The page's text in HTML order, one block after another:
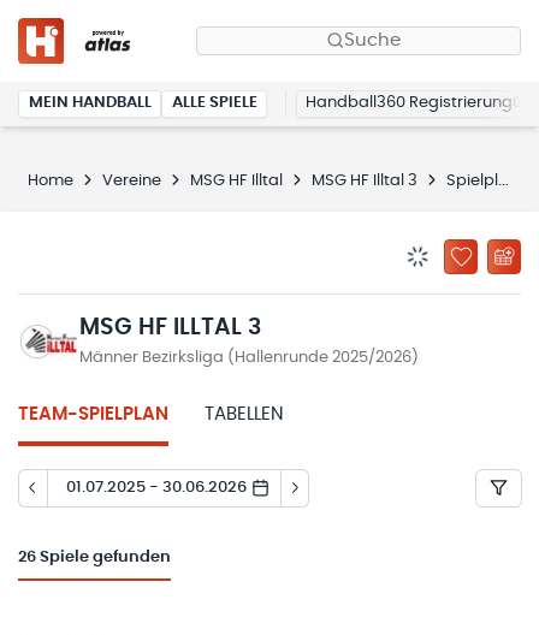
Suche
MEIN HANDBALL ALLE SPIELE Handball360 Registrierung
Home Vereine MSG HF Illtal MSG HF Illtal 3 Spielplan
ZU
MSG HF ILLTAL 3
Männer Bezirksliga (Hallenrunde 2025/2026)
TEAM-SPIELPLAN TABELLEN
01.07.2025 - 30.06.2026
26 Spiele gefunden